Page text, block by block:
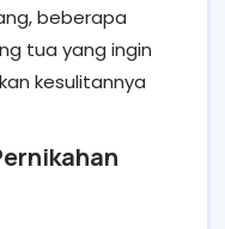
beberapa
tua yang ingin
kesulitannya